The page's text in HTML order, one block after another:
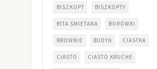
BISZKOPT BISZKOPTY
BITA ŚMIETANA BORÓWKI
BROWNIE BUDYŃ CIASTKA
CIASTO CIASTO KRUCHE